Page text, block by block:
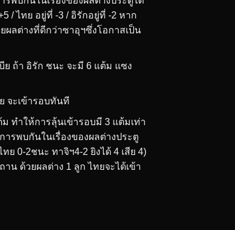
/ ไทย อยู่ที่ -3 / อิรักอยู่ที่ -2 หาก
ผลต่างที่ดีกว่าซาอุฯซึ่งโอกาสเป็น
ถ้า อิรัก ชนะ จะมี 6 แต้ม แซง
จะเข้ารอบทันที
ทำให้การลุ้นเข้ารอบมี 3 แต้มเท่า
รพบกันในเรื่องของผลต่างประตู
ย 0-2ชนะ ทาจิฯ4-2 ยิงได้ 4 เสีย 4)
น ด้วยผลต่าง 1 ลูก ไทยจะได้เข้า